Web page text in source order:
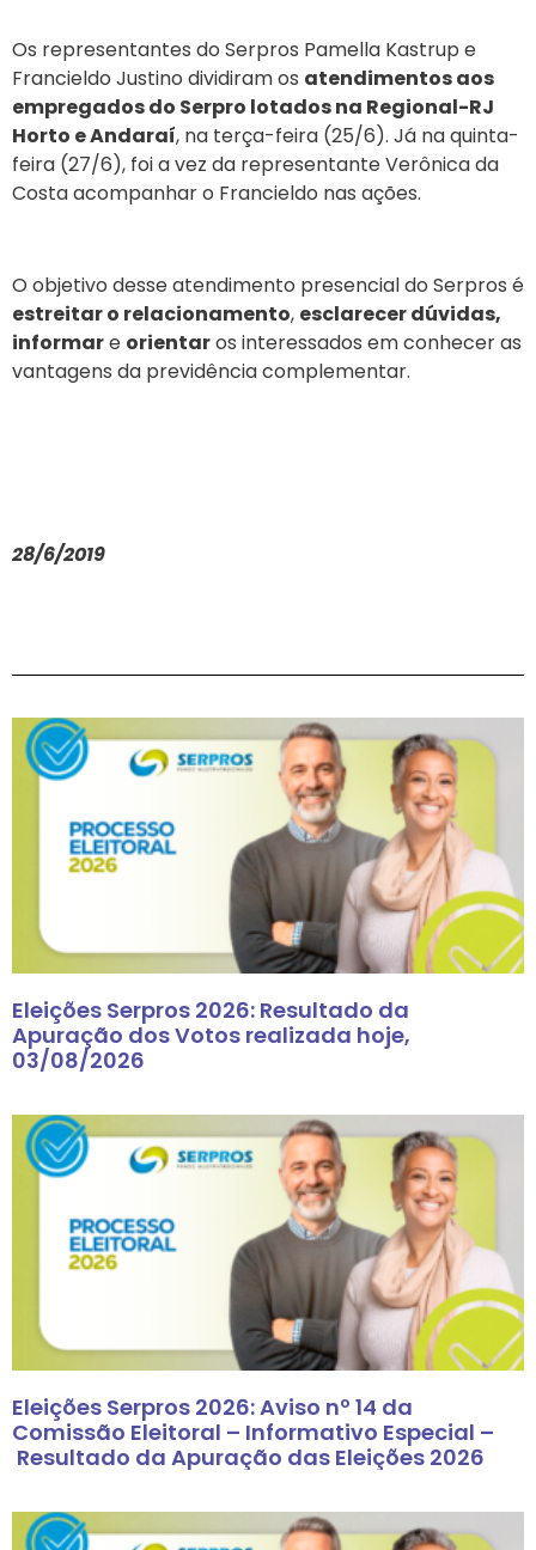
Os representantes do Serpros Pamella Kastrup e
Francieldo Justino dividiram os atendimentos aos
empregados do Serpro lotados na Regional-RJ
Horto e Andaraí, na terça-feira (25/6). Já na quinta-
feira (27/6), foi a vez da representante Verônica da
Costa acompanhar o Francieldo nas ações.
O objetivo desse atendimento presencial do Serpros é
estreitar o relacionamento, esclarecer dúvidas,
informare orientaros interessados em conhecer as
vantagens da previdência complementar.
28/6/2019
Eleições Serpros 2026: Resultado da
Apuração dos Votos realizada hoje,
03/08/2026
Eleições Serpros 2026: Aviso nº 14 da
Comissão Eleitoral – Informativo Especial –
Resultado da Apuração das Eleições 2026